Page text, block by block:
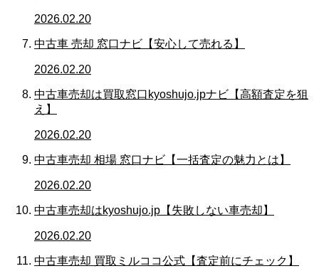
2026.02.20
中古車 売却 窓口ナビ【安心して売れる】
2026.02.20
中古車売却は買取窓口kyoshujo.jpナビ【高額査定を狙
え】
2026.02.20
中古車売却 相場 窓口ナビ【一括査定の魅力とは】
2026.02.20
中古車売却はkyoshujo.jp【失敗しない車売却】
2026.02.20
中古車売却 買取ミルココ公式【査定前にチェック】